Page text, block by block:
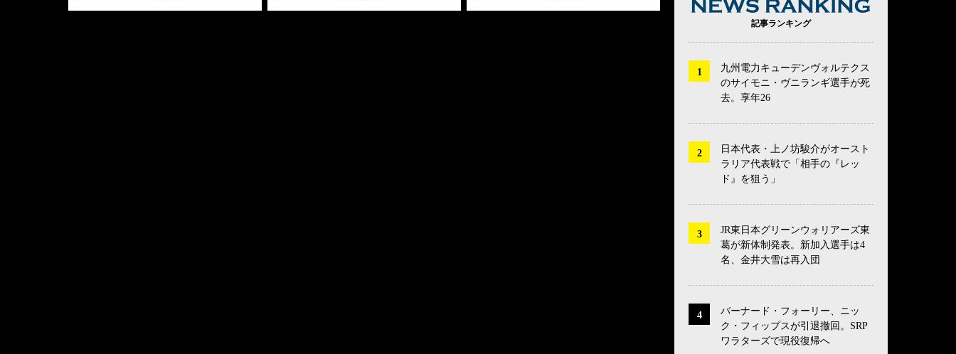
記事ランキング
九州電力キューデンヴォルテクス
のサイモニ・ヴニランギ選手が死
去。享年26
日本代表・上ノ坊駿介がオースト
ラリア代表戦で「相手の『レッ
ド』を狙う」
JR東日本グリーンウォリアーズ東
葛が新体制発表。新加入選手は4
名、金井大雪は再入団
バーナード・フォーリー、ニッ
ク・フィップスが引退撤回。SRP
ワラターズで現役復帰へ